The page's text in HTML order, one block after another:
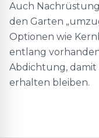
Auch
den Garten
Optionen wie
entlang
Abdichtung,
erhalten bleiben.